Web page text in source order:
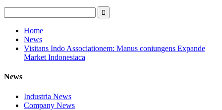
Home
News
Visitans Indo Associationem: Manus coniungens Expande
Market Indonesiaca
News
Industria News
Company News